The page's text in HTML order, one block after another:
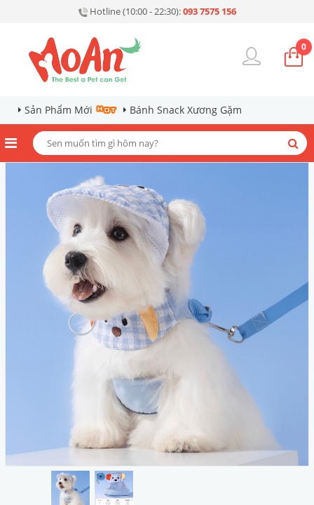
Hotline (10:00 - 22:30):093 7575 156
0
Sản Phẩm Mới Bánh Snack Xương Gặm